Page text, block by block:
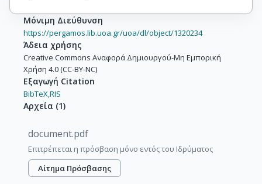
Μόνιμη Διεύθυνση
https://pergamos.lib.uoa.gr/uoa/dl/object/1320234
Άδεια χρήσης
Creative Commons Αναφορά Δημιουργού-Μη Εμπορική
Χρήση 4.0 (CC-BY-NC)
Εξαγωγή Citation
BibTeX,RIS
Αρχεία (1)
document.pdf
Επιτρέπεται η πρόσβαση μόνο εντός του Ιδρύματος
Αίτημα Πρόσβασης